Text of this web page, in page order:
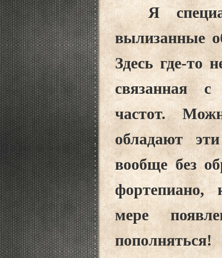
Я
вылизанные
Здесь где-то
связанная
частот.
обладают
вообще без
фортепиано,
мере
пополняться!